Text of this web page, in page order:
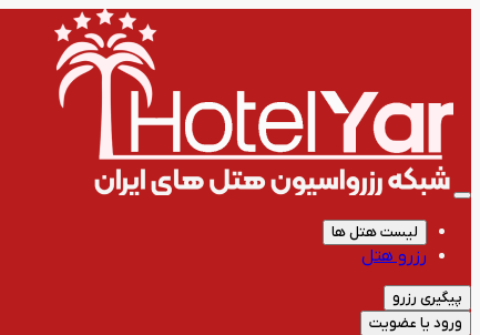
لیست هتل ها
رزرو هتل
پیگیری رزرو
ورود یا عضویت